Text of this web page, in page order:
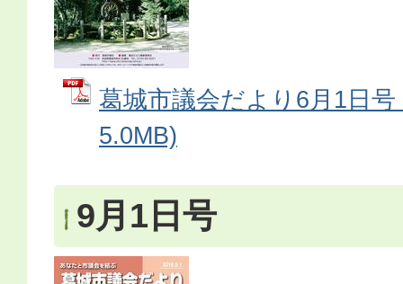
葛城市議会だより6月1日
5.0MB)
9月1日号